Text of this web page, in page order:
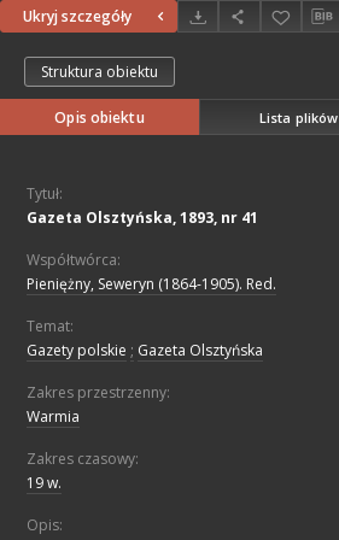
Ukryj szczegóły
Struktura obiektu
Opis obiektu Lista plików
Tytuł:
Gazeta Olsztyńska, 1893, nr 41
Współtwórca:
Pieniężny, Seweryn (1864-1905). Red.
Temat:
Gazety polskie ; Gazeta Olsztyńska
Zakres przestrzenny:
Warmia
Zakres czasowy:
19 w.
Opis: